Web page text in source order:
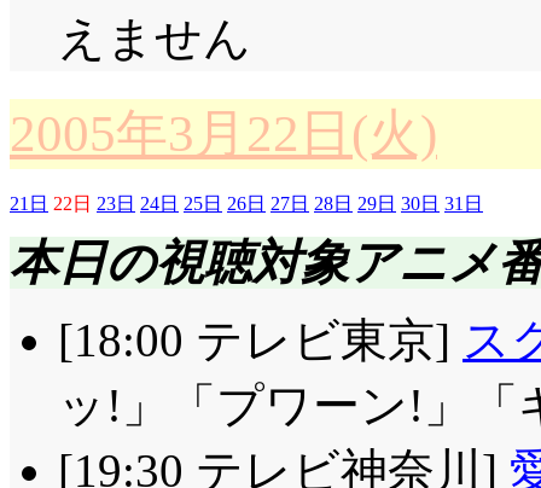
えません
2005年3月22日(火)
21日 22日 23日 24日 25日 26日 27日 28日 29日 30日 31日
本日の視聴対象アニメ
[18:00 テレビ東京] ス
ッ!」「プワーン!」
[19:30 テレビ神奈川]